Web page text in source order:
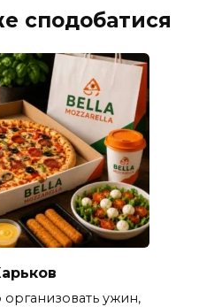
сподобатися
организовать ужин,